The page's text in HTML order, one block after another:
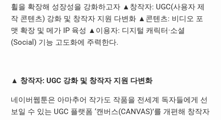
휠을 확장해 성장성을 강화하고자 ▲창작자: UGC(사용자 제
작 콘텐츠) 강화 및 창작자 지원 다변화 ▲콘텐츠: 비디오 포
맷 확장 및 메가 IP 육성 ▲이용자: 디지털 캐릭터·소셜
(Social) 기능 고도화에 주력한다.
▲ 창작자: UGC 강화 및 창작자 지원 다변화
네이버웹툰은 아마추어 작가도 작품을 전세계 독자들에게 선
보일 수 있는 UGC 플랫폼 ‘캔버스(CANVAS)’를 개편해 창작자